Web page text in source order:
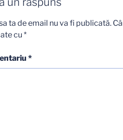
ta de email nu va fi publicată.
cu *
*